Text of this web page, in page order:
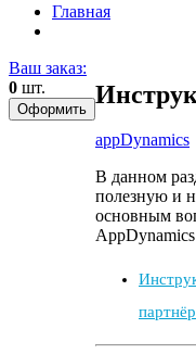
Главная
Ваш заказ:
0 шт.
appDynamics
В данном
полезную и
основным